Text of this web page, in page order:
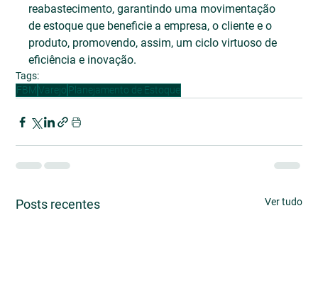
reabastecimento, garantindo uma movimentação
de estoque que beneficie a empresa, o cliente e o
produto, promovendo, assim, um ciclo virtuoso de
eficiência e inovação.
Tags:
FBM Varejo Planejamento de Estoque
Posts recentes Ver tudo